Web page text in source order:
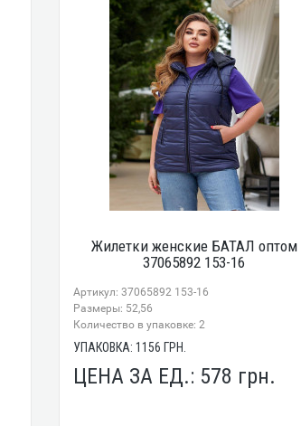
Жилетки женские БАТАЛ оптом
37065892 153-16
Артикул: 37065892 153-16
Размеры: 52,56
Количество в упаковке: 2
УПАКОВКА: 1156 ГРН.
ЦЕНА ЗА ЕД.: 578 грн.